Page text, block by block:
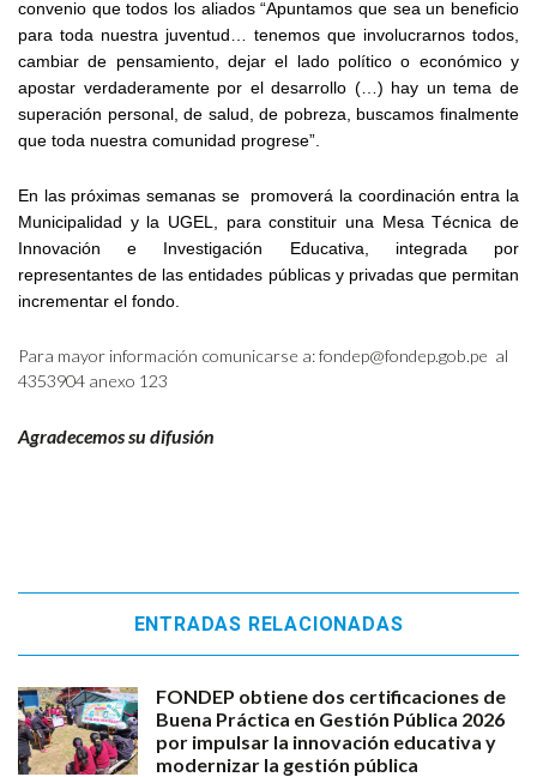
convenio que todos los aliados “Apuntamos que sea un beneficio
para toda nuestra juventud… tenemos que involucrarnos todos,
cambiar de pensamiento, dejar el lado político o económico y
apostar verdaderamente por el desarrollo (…) hay un tema de
superación personal, de salud, de pobreza, buscamos finalmente
que toda nuestra comunidad progrese”.
En las próximas semanas se promoverá la coordinación entra la
Municipalidad y la UGEL, para constituir una Mesa Técnica de
Innovación e Investigación Educativa, integrada por
representantes de las entidades públicas y privadas que permitan
incrementar el fondo.
Para mayor información comunicarse a: fondep@fondep.gob.pe al
4353904 anexo 123
Agradecemos su difusión
ENTRADAS RELACIONADAS
FONDEP obtiene dos certificaciones de
Buena Práctica en Gestión Pública 2026
por impulsar la innovación educativa y
modernizar la gestión pública